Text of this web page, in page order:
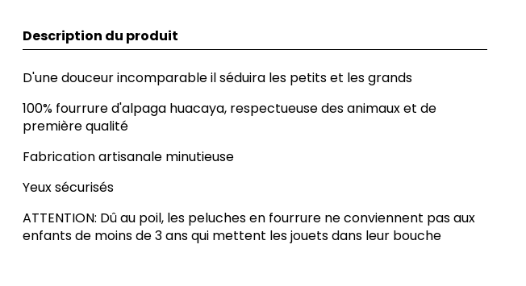
Description du produit
D'une douceur incomparable il séduira les petits et les grands
100% fourrure d'alpaga huacaya, respectueuse des animaux et de
première qualité
Fabrication artisanale minutieuse
Yeux sécurisés
ATTENTION: Dû au poil, les peluches en fourrure ne conviennent pas aux
enfants de moins de 3 ans qui mettent les jouets dans leur bouche